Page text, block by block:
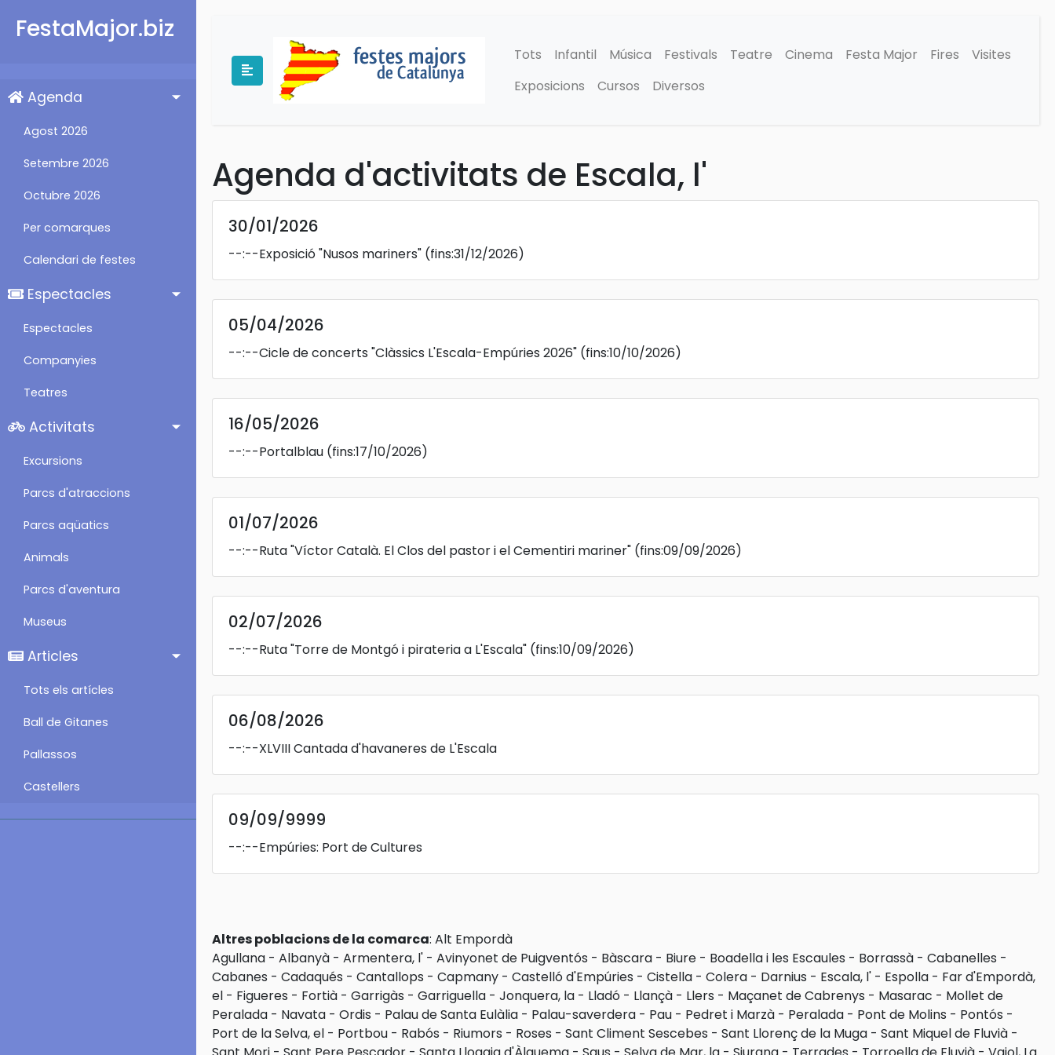
FestaMajor.biz
Agenda
Agost 2026
Setembre 2026
Octubre 2026
Per comarques
Calendari de festes
Espectacles
Espectacles
Companyies
Teatres
Activitats
Excursions
Parcs d'atraccions
Parcs aqüatics
Animals
Parcs d'aventura
Museus
Articles
Tots els artícles
Ball de Gitanes
Pallassos
Castellers
Tots Infantil Música Festivals Teatre Cinema Festa Major Fires
Visites
Exposicions
Cursos Diversos
Agenda d'activitats de Escala, l'
30/01/2026
--:--Exposició "Nusos mariners" (fins:31/12/2026)
05/04/2026
--:--Cicle de concerts "Clàssics L'Escala-Empúries 2026" (fins:10/10/2026)
16/05/2026
--:--Portalblau (fins:17/10/2026)
01/07/2026
--:--Ruta "Víctor Català. El Clos del pastor i el Cementiri mariner" (fins:09/09/2026)
02/07/2026
--:--Ruta "Torre de Montgó i pirateria a L'Escala" (fins:10/09/2026)
06/08/2026
--:--XLVIII Cantada d'havaneres de L'Escala
09/09/9999
--:--Empúries: Port de Cultures
Altres poblacions de la comarca: Alt Empordà
Agullana - Albanyà - Armentera, l' - Avinyonet de Puigventós - Bàscara - Biure - Boadella i les Escaules - Borrassà - Cabanelles -
Cabanes - Cadaqués - Cantallops - Capmany - Castelló d'Empúries - Cistella - Colera - Darnius - Escala, l' - Espolla - Far d'Empordà,
el - Figueres - Fortià - Garrigàs - Garriguella - Jonquera, la - Lladó - Llançà - Llers - Maçanet de Cabrenys - Masarac - Mollet de
Peralada - Navata - Ordis - Palau de Santa Eulàlia - Palau-saverdera - Pau - Pedret i Marzà - Peralada - Pont de Molins - Pontós -
Port de la Selva, el - Portbou - Rabós - Riumors - Roses - Sant Climent Sescebes - Sant Llorenç de la Muga - Sant Miquel de Fluvià -